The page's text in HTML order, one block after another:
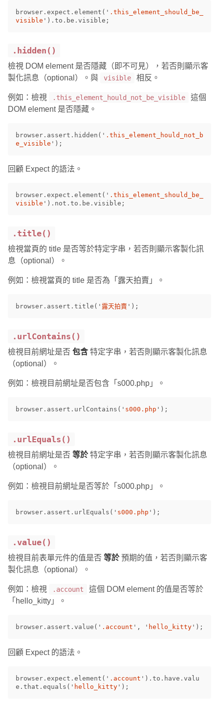
browser . expect . element ( ' .this_element_should_be_
visible ' ). to . be . visible ;
.hidden()
檢視 DOM element 是否隱藏（即不可見），若否則顯示客
製化訊息（optional）。與
visible 相反。
例如：檢視 .this_element_hould_not_be_visible
這個
DOM element 是否隱藏。
browser . assert . hidden ( ' .this_element_hould_not_b
e_visible ' );
回顧 Expect 的語法。
browser . expect . element ( ' .this_element_should_be_
visible ' ). not . to . be . visible ;
.title()
檢視當頁的 title 是否等於特定字串，若否則顯示客製化訊
息（optional）。
例如：檢視當頁的 title 是否為「露天拍賣」。
browser . assert . title ( ' 露天拍賣 ' );
.urlContains()
檢視目前網址是否 包含特定字串，若否則顯示客製化訊息
（optional）。
例如：檢視目前網址是否包含「s000.php」。
browser . assert . urlContains ( ' s000.php ' );
.urlEquals()
檢視目前網址是否 等於 特定字串，若否則顯示客製化訊息
（optional）。
例如：檢視目前網址是否等於「s000.php」。
browser . assert . urlEquals ( ' s000.php ' );
.value()
檢視目前表單元件的值是否 等於 預期的值，若否則顯示客
製化訊息（optional）。
例如：檢視 .account
這個 DOM element 的值是否等於
「hello_kitty」。
browser . assert . value ( ' .account ' , ' hello_kitty ' );
回顧 Expect 的語法。
browser . expect . element ( ' .account ' ). to . have . valu
e . that . equals ( ' hello_kitty ' );